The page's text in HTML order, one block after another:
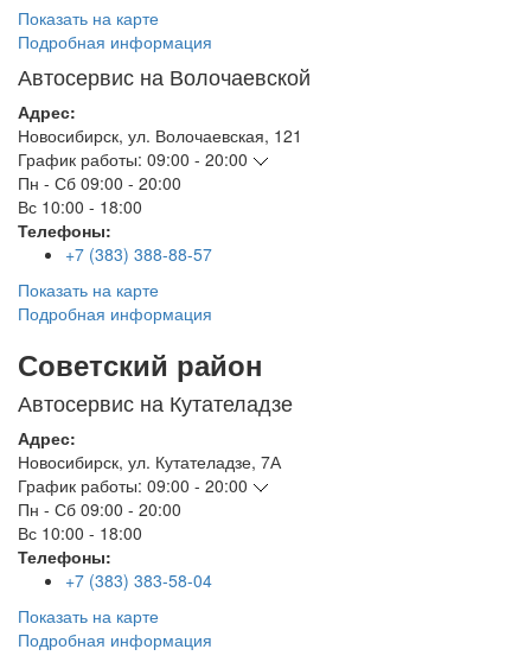
Показать на карте
Подробная информация
Автосервис на Волочаевской
Адрес:
Новосибирск, ул. Волочаевская, 121
График работы: 09:00 - 20:00
Пн - Сб 09:00 - 20:00
Вс 10:00 - 18:00
Телефоны:
+7 (383) 388-88-57
Показать на карте
Подробная информация
Советский район
Автосервис на Кутателадзе
Адрес:
Новосибирск, ул. Кутателадзе, 7А
График работы: 09:00 - 20:00
Пн - Сб 09:00 - 20:00
Вс 10:00 - 18:00
Телефоны:
+7 (383) 383-58-04
Показать на карте
Подробная информация